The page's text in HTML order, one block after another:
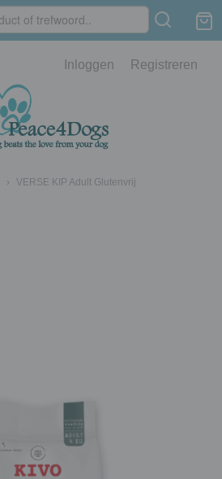
Inloggen Registreren
› VERSE KIP Adult Glutenvrij